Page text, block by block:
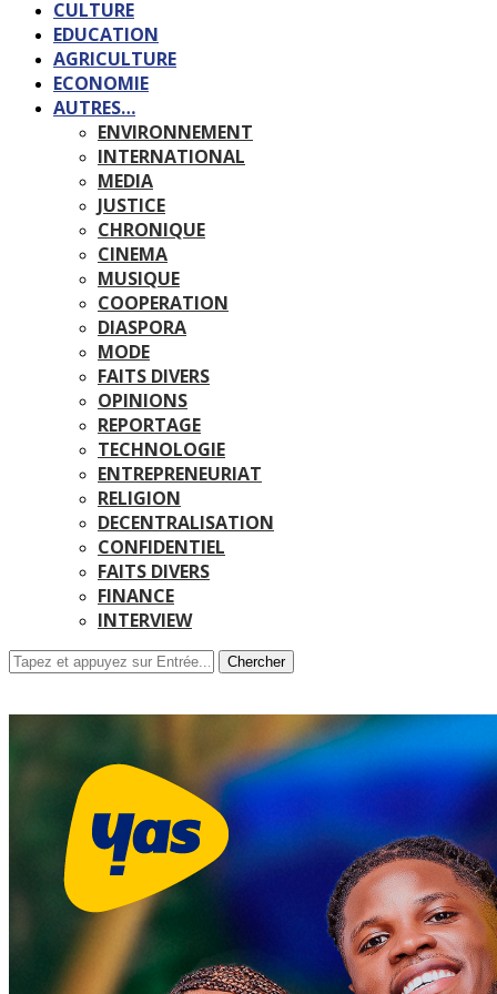
CULTURE
EDUCATION
AGRICULTURE
ECONOMIE
AUTRES…
ENVIRONNEMENT
INTERNATIONAL
MEDIA
JUSTICE
CHRONIQUE
CINEMA
MUSIQUE
COOPERATION
DIASPORA
MODE
FAITS DIVERS
OPINIONS
REPORTAGE
TECHNOLOGIE
ENTREPRENEURIAT
RELIGION
DECENTRALISATION
CONFIDENTIEL
FAITS DIVERS
FINANCE
INTERVIEW
Chercher